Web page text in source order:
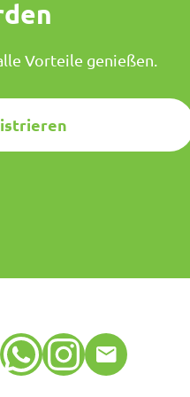
Vorteile genießen.
WhatsApp Instagram E-Mail